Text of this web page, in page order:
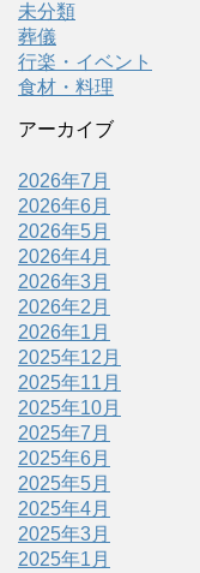
未分類
葬儀
行楽・イベント
食材・料理
アーカイブ
2026年7月
2026年6月
2026年5月
2026年4月
2026年3月
2026年2月
2026年1月
2025年12月
2025年11月
2025年10月
2025年7月
2025年6月
2025年5月
2025年4月
2025年3月
2025年1月